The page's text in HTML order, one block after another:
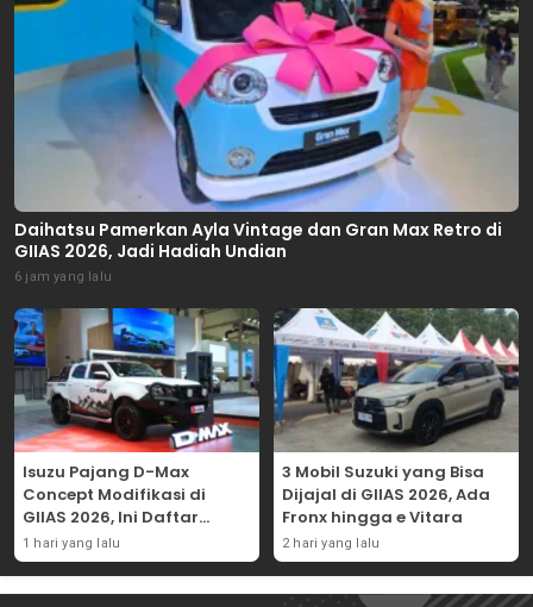
Daihatsu Pamerkan Ayla Vintage dan Gran Max Retro di
GIIAS 2026, Jadi Hadiah Undian
6 jam yang lalu
Isuzu Pajang D-Max
Concept Modifikasi di
GIIAS 2026, Ini Daftar
Ubahannya
1 hari yang lalu
3 Mobil Suzuki yang Bisa
Dijajal di GIIAS 2026, Ada
Fronx hingga e Vitara
2 hari yang lalu